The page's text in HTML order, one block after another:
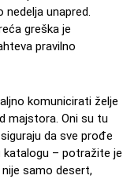
unapred.
greška je
pravilno
komunicirati želje
majstora. Oni su tu
da sve prođe
– potražite je
samo desert,